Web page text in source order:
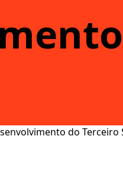
do Terceiro